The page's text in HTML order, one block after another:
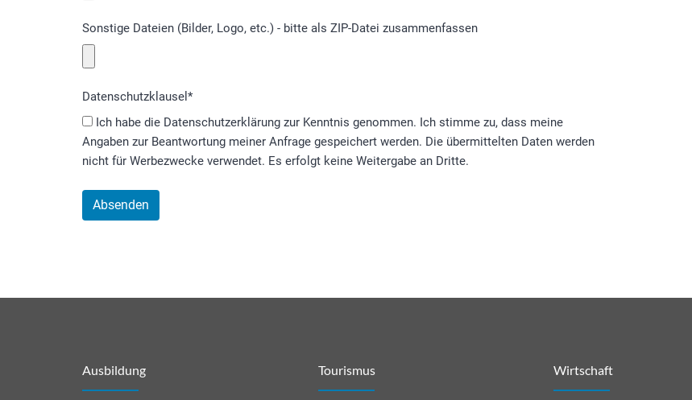
Sonstige Dateien (Bilder, Logo, etc.) - bitte als ZIP-Datei zusammenfassen
Datenschutzklausel *
Angaben zur Beantwortung meiner Anfrage gespeichert werden. Die übermittelten Daten werden
nicht für Werbezwecke verwendet. Es erfolgt keine Weitergabe an Dritte.
Ausbildung Tourismus Wirtschaft